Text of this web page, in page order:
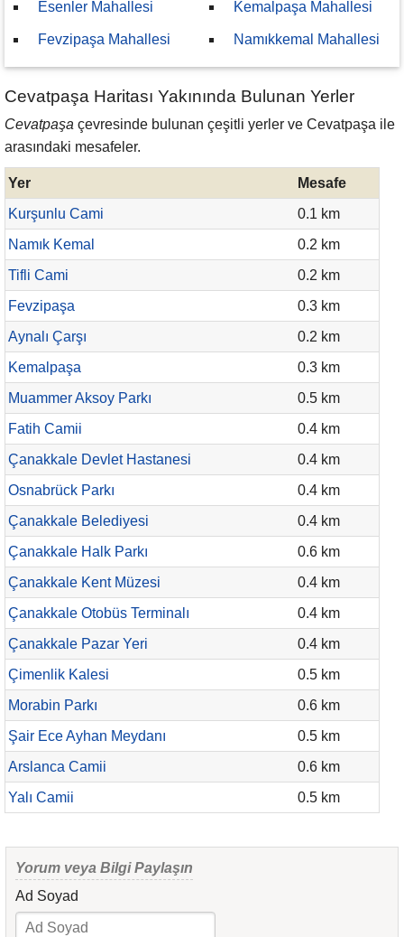
Esenler Mahallesi
Fevzipaşa Mahallesi
Kemalpaşa Mahallesi
Namıkkemal Mahallesi
Cevatpaşa Haritası Yakınında Bulunan Yerler
Cevatpaşa çevresinde bulunan çeşitli yerler ve Cevatpaşa ile
arasındaki mesafeler.
Yer
Mesafe
Kurşunlu Cami
0.1 km
Namık Kemal
0.2 km
Tifli Cami
0.2 km
Fevzipaşa
0.3 km
Aynalı Çarşı
0.2 km
Kemalpaşa
0.3 km
Muammer Aksoy Parkı
0.5 km
Fatih Camii
0.4 km
Çanakkale Devlet Hastanesi
0.4 km
Osnabrück Parkı
0.4 km
Çanakkale Belediyesi
0.4 km
Çanakkale Halk Parkı
0.6 km
Çanakkale Kent Müzesi
0.4 km
Çanakkale Otobüs Terminalı
0.4 km
Çanakkale Pazar Yeri
0.4 km
Çimenlik Kalesi
0.5 km
Morabin Parkı
0.6 km
Şair Ece Ayhan Meydanı
0.5 km
Arslanca Camii
0.6 km
Yalı Camii
0.5 km
Yorum veya Bilgi Paylaşın
Ad Soyad